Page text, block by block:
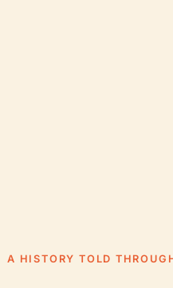
A HISTORY TOLD